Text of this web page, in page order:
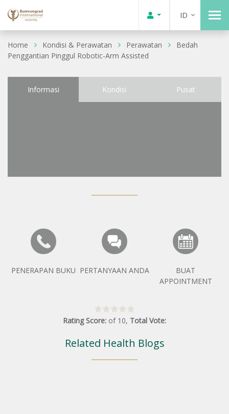
ID
Home Kondisi & Perawatan Perawatan
Bedah
Penggantian Pinggul Robotic-Arm Assisted
Informasi Kondisi Pusat
PENERAPAN BUKU PERTANYAAN ANDA
BUAT
APPOINTMENT
Rating Score: of 10, Total Vote:
Related Health Blogs